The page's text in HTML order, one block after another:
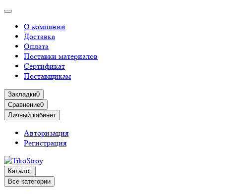
О компании
Доставка
Оплата
Поставки материалов
Сертификат
Поставщикам
Закладки0
Сравнение0
Личный кабинет
Авторизация
Регистрация
Каталог
Все категории